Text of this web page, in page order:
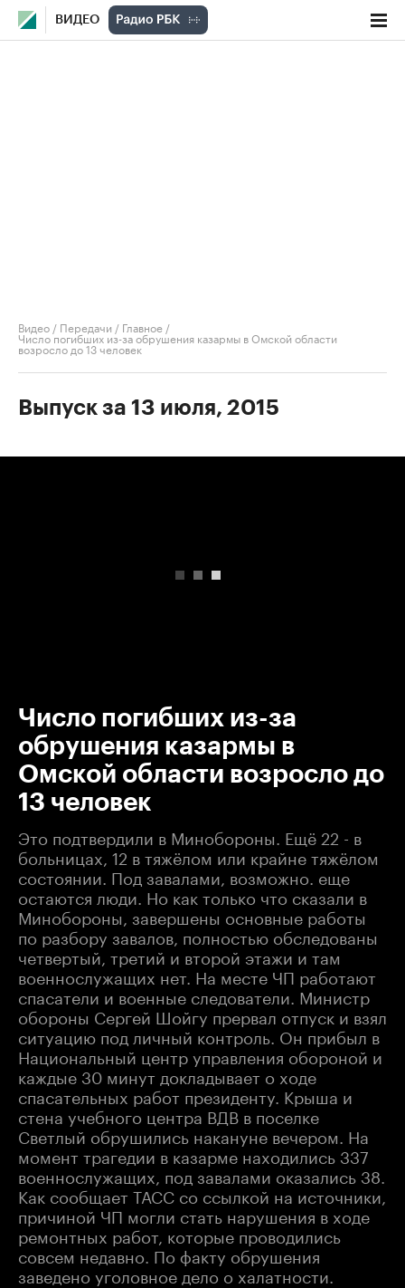
ВИДЕО
Видео / Передачи / Главное /
Число погибших из-за обрушения казармы в Омской области
возросло до 13 человек
Выпуск за 13 июля, 2015
Число погибших из-за
обрушения казармы в
Омской области возросло до
13 человек
Это подтвердили в Минобороны. Ещё 22 - в
больницах, 12 в тяжёлом или крайне тяжёлом
состоянии. Под завалами, возможно. еще
остаются люди. Но как только что сказали в
Минобороны, завершены основные работы
по разбору завалов, полностью обследованы
четвертый, третий и второй этажи и там
военнослужащих нет. На месте ЧП работают
спасатели и военные следователи. Министр
обороны Сергей Шойгу прервал отпуск и взял
ситуацию под личный контроль. Он прибыл в
Национальный центр управления обороной и
каждые 30 минут докладывает о ходе
спасательных работ президенту. Крыша и
стена учебного центра ВДВ в поселке
Светлый обрушились накануне вечером. На
момент трагедии в казарме находились 337
военнослужащих, под завалами оказались 38.
Как сообщает ТАСС со ссылкой на источники,
причиной ЧП могли стать нарушения в ходе
ремонтных работ, которые проводились
совсем недавно. По факту обрушения
заведено уголовное дело о халатности.